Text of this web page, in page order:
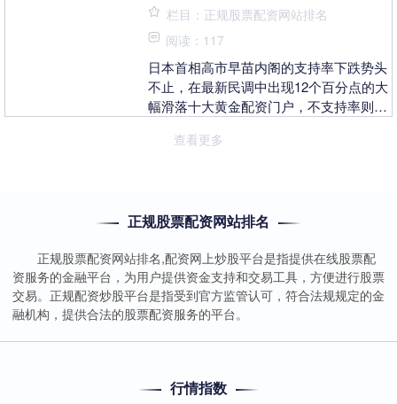
栏目：正规股票配资网站排名
阅读：117
日本首相高市早苗内阁的支持率下跌势头
不止，在最新民调中出现12个百分点的大
幅滑落十大黄金配资门户，不支持率则大
布的民调结....
查看更多
正规股票配资网站排名
正规股票配资网站排名,配资网上炒股平台是指提供在线股票配
资服务的金融平台，为用户提供资金支持和交易工具，方便进行股票
交易。正规配资炒股平台是指受到官方监管认可，符合法规规定的金
融机构，提供合法的股票配资服务的平台。
行情指数